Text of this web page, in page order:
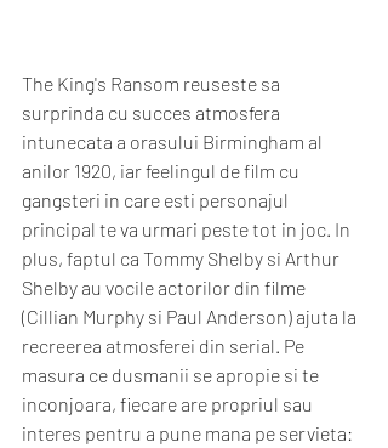
The King's Ransom reuseste sa
surprinda cu succes atmosfera
intunecata a orasului Birmingham al
anilor 1920, iar feelingul de film cu
gangsteri in care esti personajul
principal te va urmari peste tot in joc. In
plus, faptul ca Tommy Shelby si Arthur
Shelby au vocile actorilor din filme
(Cillian Murphy si Paul Anderson) ajuta la
recreerea atmosferei din serial. Pe
masura ce dusmanii se apropie si te
inconjoara, fiecare are propriul sau
interes pentru a pune mana pe servieta: